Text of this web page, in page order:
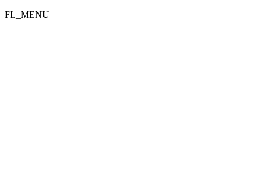
FL_MENU